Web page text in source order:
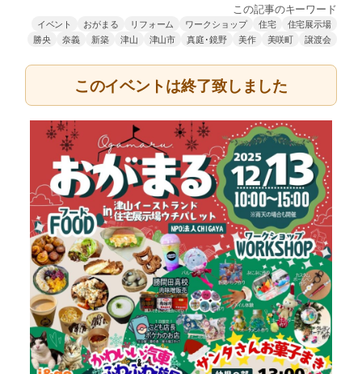
この記事のキーワード
イベント おがまる リフォーム ワークショップ 住宅
住宅展示場
勝央
奈義 新築 津山 津山市 真庭･鏡野 美作 美咲町 譲渡会
このイベントは終了致しました